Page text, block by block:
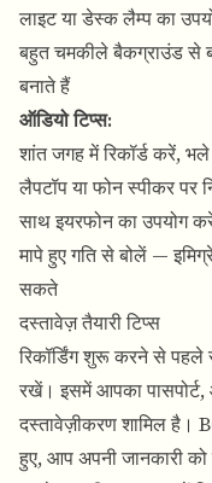
लाइट या डेस्क लैम्प का
बहुत चमकीले बैकग्राउंड से
बनाते हैं
ऑडियो टिप्स:
शांत जगह में रिकॉर्ड करें,
लैपटॉप या फोन स्पीकर पर
साथ इयरफोन का उपयोग
मापे हुए गति से बोलें —
सकते
दस्तावेज़ तैयारी टिप्स
रिकॉर्डिंग शुरू करने से
रखें। इसमें आपका
दस्तावेज़ीकरण शामिल है।
हुए, आप अपनी जानकारी